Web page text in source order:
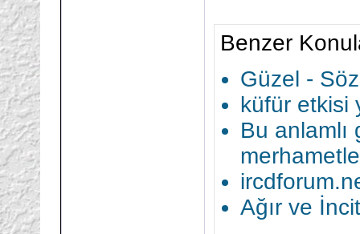
Benzer
Güzel -
küfür etkisi
Bu
Ağır ve